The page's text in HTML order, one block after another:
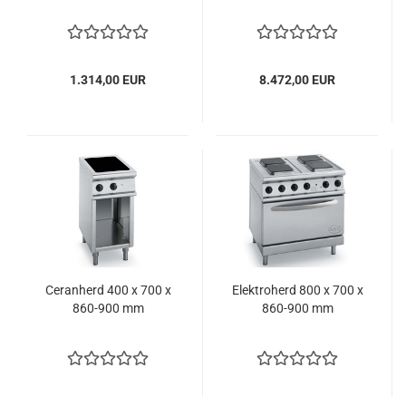
1.314,00 EUR 8.472,00 EUR
Ceranherd 400 x 700 x
860-900 mm
Elektroherd 800 x 700 x
860-900 mm